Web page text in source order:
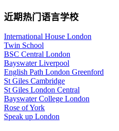
近期热门语言学校
International House London
Twin School
BSC Central London
Bayswater Liverpool
English Path London Greenford
St Giles Cambridge
St Giles London Central
Bayswater College London
Rose of York
Speak up London